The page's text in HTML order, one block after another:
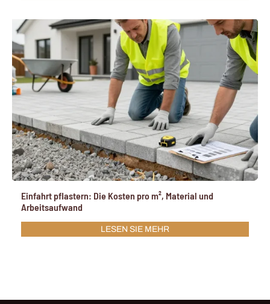
Einfahrt pflastern: Die Kosten pro m², Material und
Arbeitsaufwand
LESEN SIE MEHR